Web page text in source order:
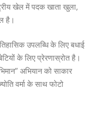
खेल में पदक खाता खुला,
है।
उपलब्धि के लिए बधाई
के लिए प्रेरणास्रोत है।
अभियान को साकार
वर्मा के साथ फोटो